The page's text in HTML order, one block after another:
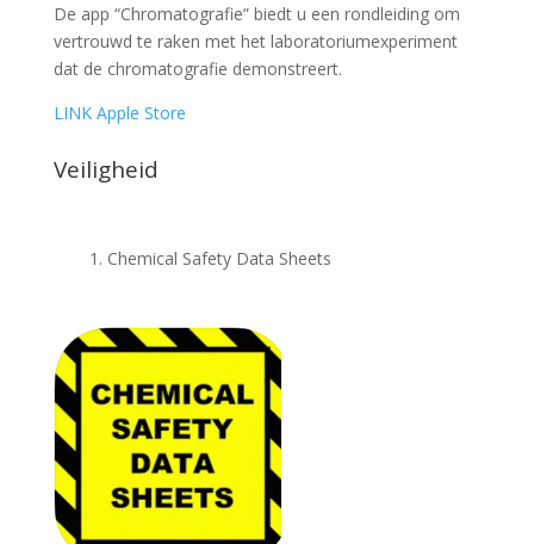
De app “Chromatografie” biedt u een rondleiding om
vertrouwd te raken met het laboratoriumexperiment
dat de chromatografie demonstreert.
LINK Apple Store
Veiligheid
Chemical Safety Data Sheets